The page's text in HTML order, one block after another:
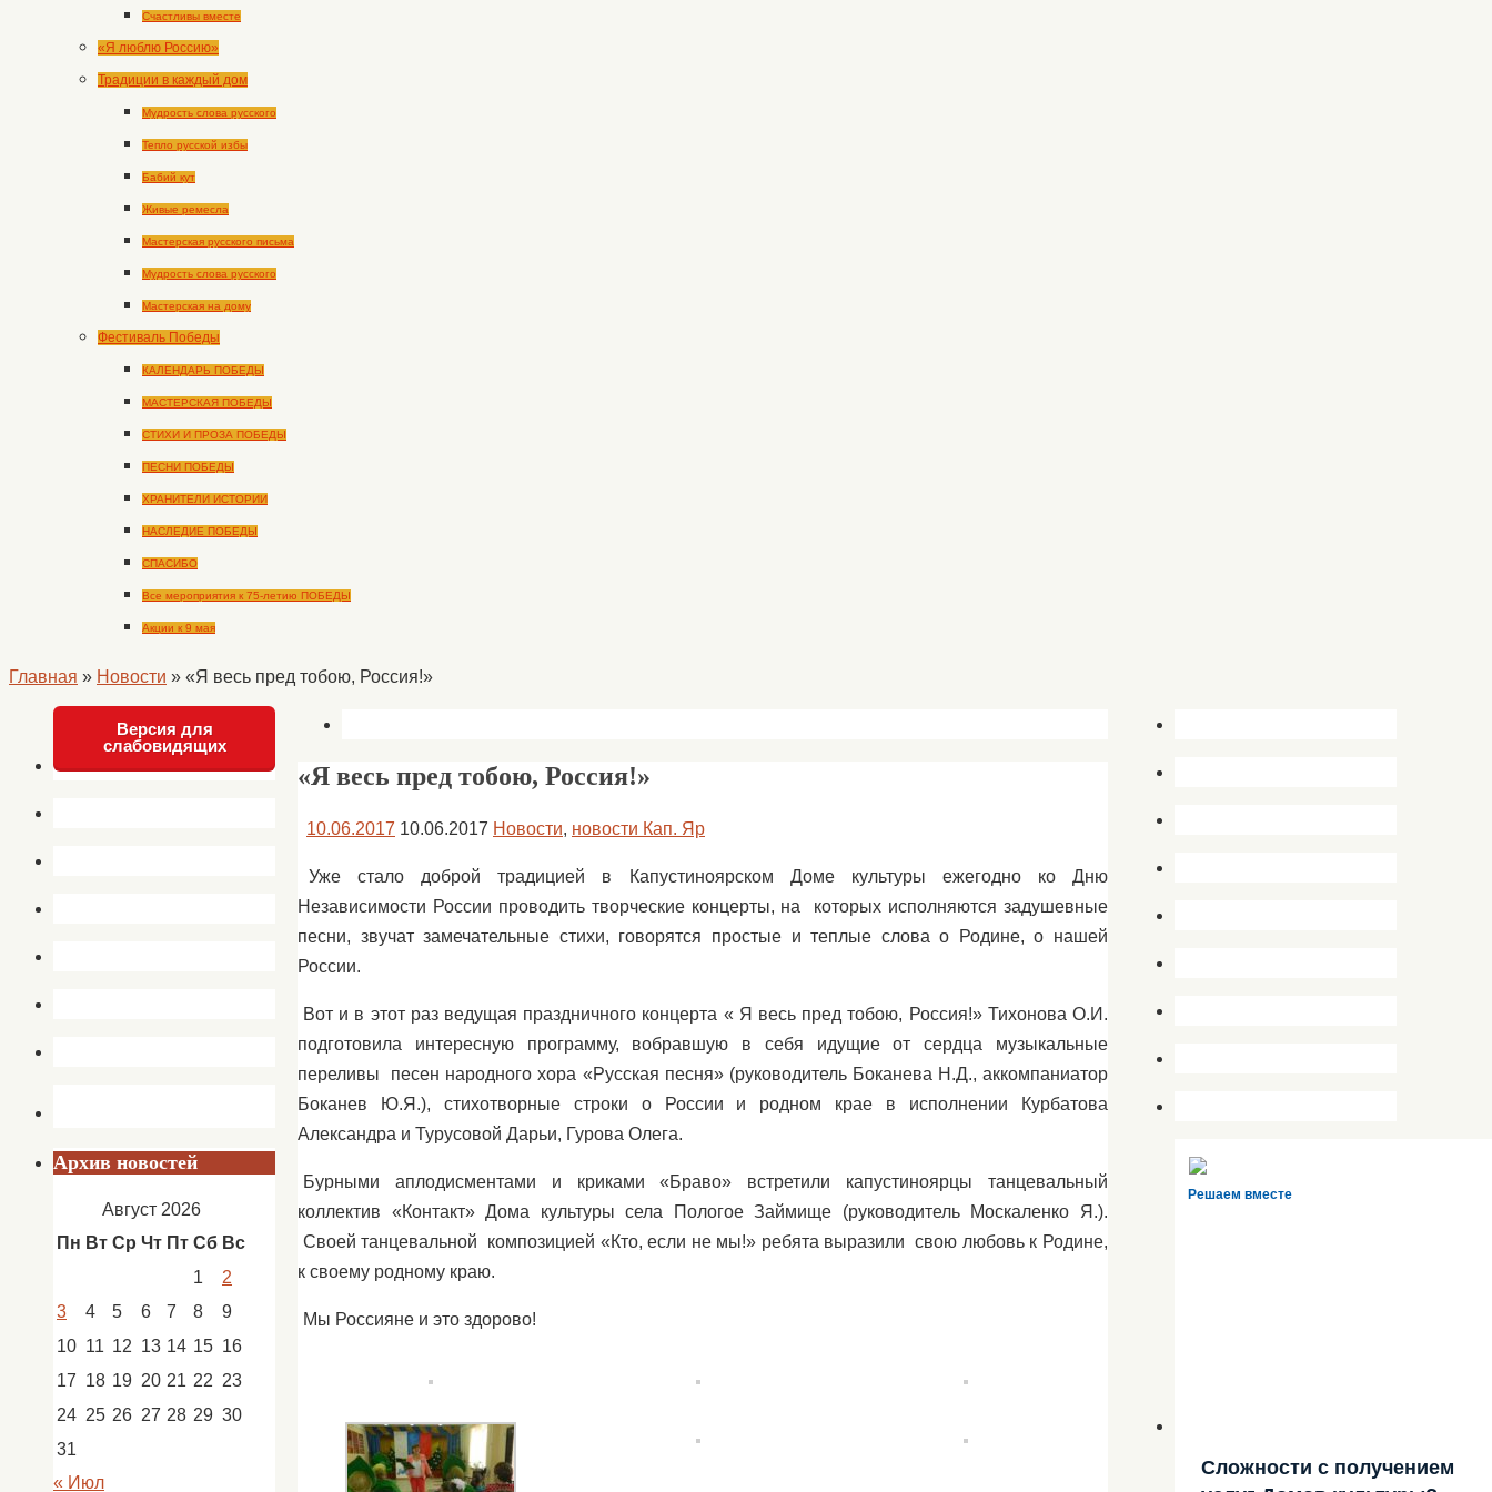
Счастливы вместе
«Я люблю Россию»
Традиции в каждый дом
Мудрость слова русского
Тепло русской избы
Бабий кут
Живые ремесла
Мастерская русского письма
Мудрость слова русского
Мастерская на дому
Фестиваль Победы
КАЛЕНДАРЬ ПОБЕДЫ
МАСТЕРСКАЯ ПОБЕДЫ
СТИХИ И ПРОЗА ПОБЕДЫ
ПЕСНИ ПОБЕДЫ
ХРАНИТЕЛИ ИСТОРИИ
НАСЛЕДИЕ ПОБЕДЫ
СПАСИБО
Все мероприятия к 75-летию ПОБЕДЫ
Акции к 9 мая
Главная » Новости » «Я весь пред тобою, Россия!»
«Я весь пред тобою, Россия!»
10.06.2017 10.06.2017 Новости, новости Кап. Яр
Уже стало доброй традицией в Капустиноярском Доме культуры ежегодно ко Дню
Независимости России проводить творческие концерты, на которых исполняются задушевные
песни, звучат замечательные стихи, говорятся простые и теплые слова о Родине, о нашей
России.
Вот и в этот раз ведущая праздничного концерта « Я весь пред тобою, Россия!» Тихонова О.И.
подготовила интересную программу, вобравшую в себя идущие от сердца музыкальные
переливы песен народного хора «Русская песня» (руководитель Боканева Н.Д., аккомпаниатор
Боканев Ю.Я.), стихотворные строки о России и родном крае в исполнении Курбатова
Александра и Турусовой Дарьи, Гурова Олега.
Бурными аплодисментами и криками «Браво» встретили капустиноярцы танцевальный
коллектив «Контакт» Дома культуры села Пологое Займище (руководитель Москаленко Я.).
Своей танцевальной композицией «Кто, если не мы!» ребята выразили свою любовь к Родине,
к своему родному краю.
Мы Россияне и это здорово!
Версия для
слабовидящих
Архив новостей
Август 2026
Пн Вт Ср Чт Пт Сб Вс
1
2
3
4 5 6 7 8
9
10 11 12 13 14 15 16
17 18 19 20 21 22 23
24 25 26 27 28 29 30
31
« Июл
Решаем вместе
Сложности с получением